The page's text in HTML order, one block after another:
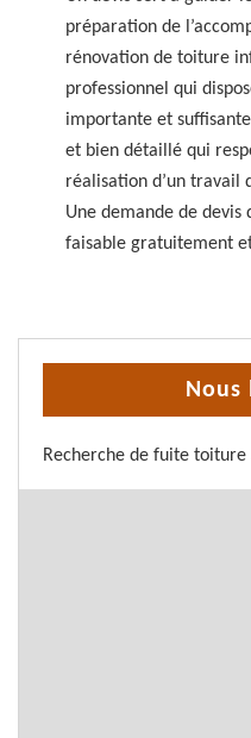
préparation de
rénovation de toiture
professionnel qui
importante et
et bien détaillé qui
réalisation d’un travail
Une demande de
faisable gratuitement
Nous
Recherche de fuite toiture